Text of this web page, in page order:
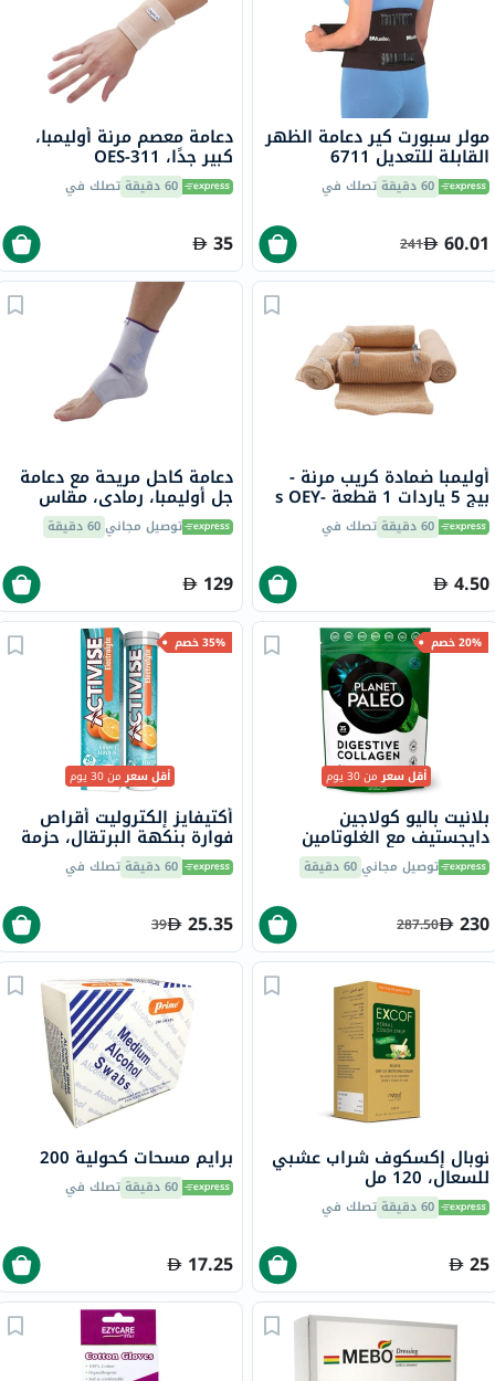
مولر سبورت كير دعامة الظهر
القابلة للتعديل 6711
60 دقيقة تصلك في
60.01
241
دعامة معصم مرنة أوليمبا،
كبير جدًا، OES-311
60 دقيقة تصلك في
35
أوليمبا ضمادة كريب مرنة -
بيج 5 ياردات 1 قطعة s OEY-
111-4 60 دقيقة تصلك في
4.50
دعامة كاحل مريحة مع دعامة
جل أوليمبا، رمادي، مقاس
صغير، OFS-911توصيل مجاني60 دقيقة
129
20% خصم
أقل سعرمن 30 يوم
بلانيت باليو كولاجين
دايجستيف مع الغلوتامين
والنعناع 245 جرامتوصيل مجاني60 دقيقة
230
287.50
35% خصم
أقل سعرمن 30 يوم
أكتيفايز إلكتروليت أقراص
فوارة بنكهة البرتقال، حزمة
من 20 60 دقيقة تصلك في
25.35
39
نوبال إكسكوف شراب عشبي
للسعال، 120 مل
60 دقيقة تصلك في
25
برايم مسحات كحولية 200
60 دقيقة تصلك في
17.25